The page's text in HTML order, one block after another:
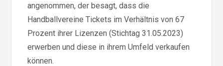
angenommen, der besagt, dass die
Handballvereine Tickets im Verhältnis von 67
Prozent ihrer Lizenzen (Stichtag 31.05.2023)
erwerben und diese in ihrem Umfeld verkaufen
können.